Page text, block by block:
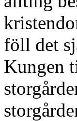
föll det
Kungen